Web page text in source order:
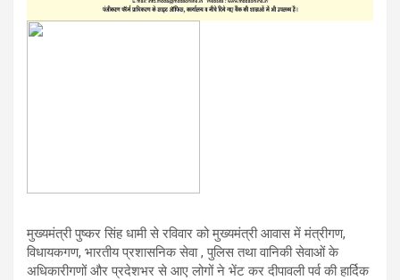
मुख्यमंत्री पुष्कर सिंह धामी से रविवार को मुख्यमंत्री आवास में मंत्रीगण,
विधायकगण, भारतीय प्रशासनिक सेवा , पुलिस तथा वानिकी सेवाओं के
अधिकारीगणों और प्रदेशभर से आए लोगों ने भेंट कर दीपावली पर्व की हार्दिक